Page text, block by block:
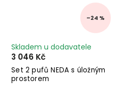
–24 %
Set 2 pufů NEDA s úložným
prostorem
Skladem u dodavatele
3 046 Kč